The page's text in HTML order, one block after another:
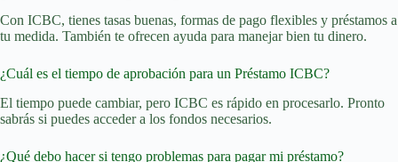
Con ICBC, tienes tasas buenas, formas de pago flexibles y préstamos a
tu medida. También te ofrecen ayuda para manejar bien tu dinero.
¿Cuál es el tiempo de aprobación para un Préstamo ICBC?
El tiempo puede cambiar, pero ICBC es rápido en procesarlo. Pronto
sabrás si puedes acceder a los fondos necesarios.
¿Qué debo hacer si tengo problemas para pagar mi préstamo?